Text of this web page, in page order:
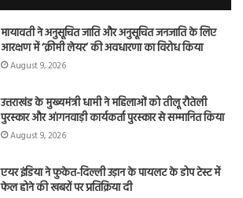
मायावती ने अनुसूचित जाति और अनुसूचित जनजाति के लिए
आरक्षण में ‘क्रीमी लेयर’ की अवधारणा का विरोध किया
August 9, 2026
उत्तराखंड के मुख्यमंत्री धामी ने महिलाओं को तीलू रौतेली
पुरस्कार और आंगनवाड़ी कार्यकर्ता पुरस्कार से सम्मानित किया
August 9, 2026
एयर इंडिया ने फुकेत-दिल्ली उड़ान के पायलट के डोप टेस्ट में
फेल होने की खबरों पर प्रतिक्रिया दी